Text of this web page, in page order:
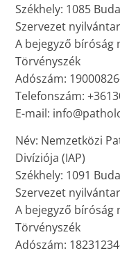
Székhely: 1085
Szervezet
A bejegyző bíróság
Törvényszék
Adószám:
Telefonszám:
E-mail:
Név: Nemzetközi
Divíziója (IAP)
Székhely: 1091
Szervezet
A bejegyző bíróság
Törvényszék
Adószám: